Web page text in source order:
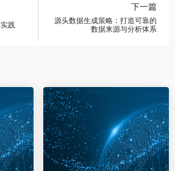
践
下一篇
源头数据生成策略：打造可靠的
数据来源与分析体系